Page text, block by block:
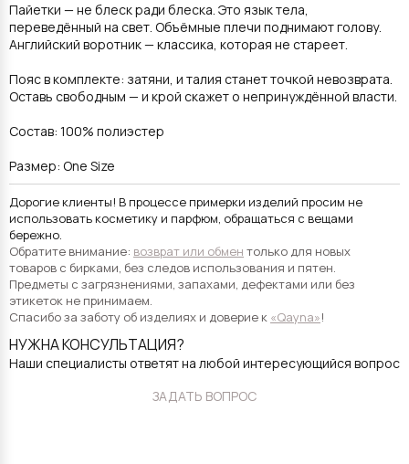
Пайетки — не блеск ради блеска. Это язык тела,
переведённый на свет. Объёмные плечи поднимают голову.
Английский воротник — классика, которая не стареет.
Пояс в комплекте: затяни, и талия станет точкой невозврата.
Оставь свободным — и крой скажет о непринуждённой власти.
Состав: 100% полиэстер
Размер: One Size
Дорогие клиенты! В процессе примерки изделий просим не
использовать косметику и парфюм, обращаться с вещами
бережно.
Обратите внимание: возврат или обмен только для новых
товаров с бирками, без следов использования и пятен.
Предметы с загрязнениями, запахами, дефектами или без
этикеток не принимаем.
Спасибо за заботу об изделиях и доверие к «Qayna»!
НУЖНА КОНСУЛЬТАЦИЯ?
Наши специалисты ответят на любой интересующийся вопрос
ЗАДАТЬ ВОПРОС